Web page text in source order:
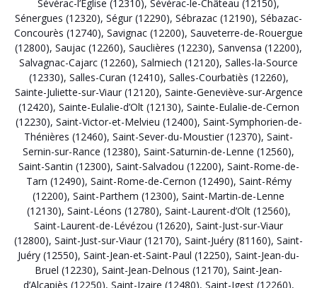
Sévérac-l’Église (12310), Sévérac-le-Château (12150),
Sénergues (12320), Ségur (12290), Sébrazac (12190), Sébazac-
Concourès (12740), Savignac (12200), Sauveterre-de-Rouergue
(12800), Saujac (12260), Sauclières (12230), Sanvensa (12200),
Salvagnac-Cajarc (12260), Salmiech (12120), Salles-la-Source
(12330), Salles-Curan (12410), Salles-Courbatiès (12260),
Sainte-Juliette-sur-Viaur (12120), Sainte-Geneviève-sur-Argence
(12420), Sainte-Eulalie-d’Olt (12130), Sainte-Eulalie-de-Cernon
(12230), Saint-Victor-et-Melvieu (12400), Saint-Symphorien-de-
Thénières (12460), Saint-Sever-du-Moustier (12370), Saint-
Sernin-sur-Rance (12380), Saint-Saturnin-de-Lenne (12560),
Saint-Santin (12300), Saint-Salvadou (12200), Saint-Rome-de-
Tarn (12490), Saint-Rome-de-Cernon (12490), Saint-Rémy
(12200), Saint-Parthem (12300), Saint-Martin-de-Lenne
(12130), Saint-Léons (12780), Saint-Laurent-d’Olt (12560),
Saint-Laurent-de-Lévézou (12620), Saint-Just-sur-Viaur
(12800), Saint-Just-sur-Viaur (12170), Saint-Juéry (81160), Saint-
Juéry (12550), Saint-Jean-et-Saint-Paul (12250), Saint-Jean-du-
Bruel (12230), Saint-Jean-Delnous (12170), Saint-Jean-
d’Alcapiès (12250), Saint-Izaire (12480), Saint-Igest (12260),